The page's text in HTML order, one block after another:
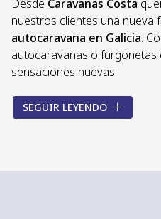
Desde Caravanas Costa
nuestros clientes una nueva
autocaravana en Galicia.
autocaravanas o furgonetas
sensaciones nuevas.
Viaje de forma cómoda y
o pareja,experimentando la
SEGUIR LEYENDO